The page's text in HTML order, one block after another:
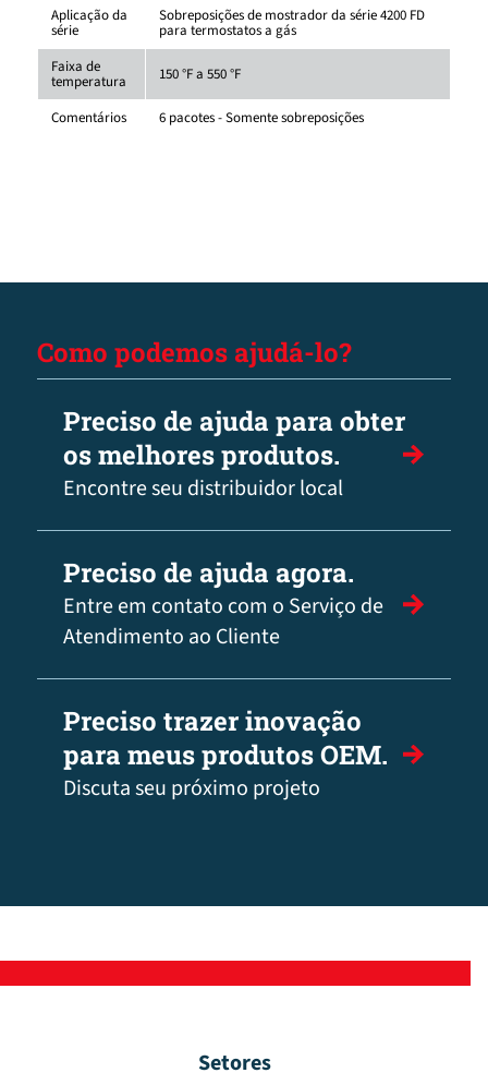
Aplicação da
série
Sobreposições de mostrador da série 4200 FD
para termostatos a gás
Faixa de
temperatura 150 °F a 550 °F
Comentários 6 pacotes - Somente sobreposições
Como podemos ajudá-lo?
Preciso de ajuda para obter
os melhores produtos.
Encontre seu distribuidor local
Preciso de ajuda agora.
Entre em contato com o Serviço de
Atendimento ao Cliente
Preciso trazer inovação
para meus produtos OEM.
Discuta seu próximo projeto
Setores